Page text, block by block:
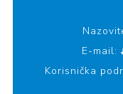
E-mail:
Korisnička